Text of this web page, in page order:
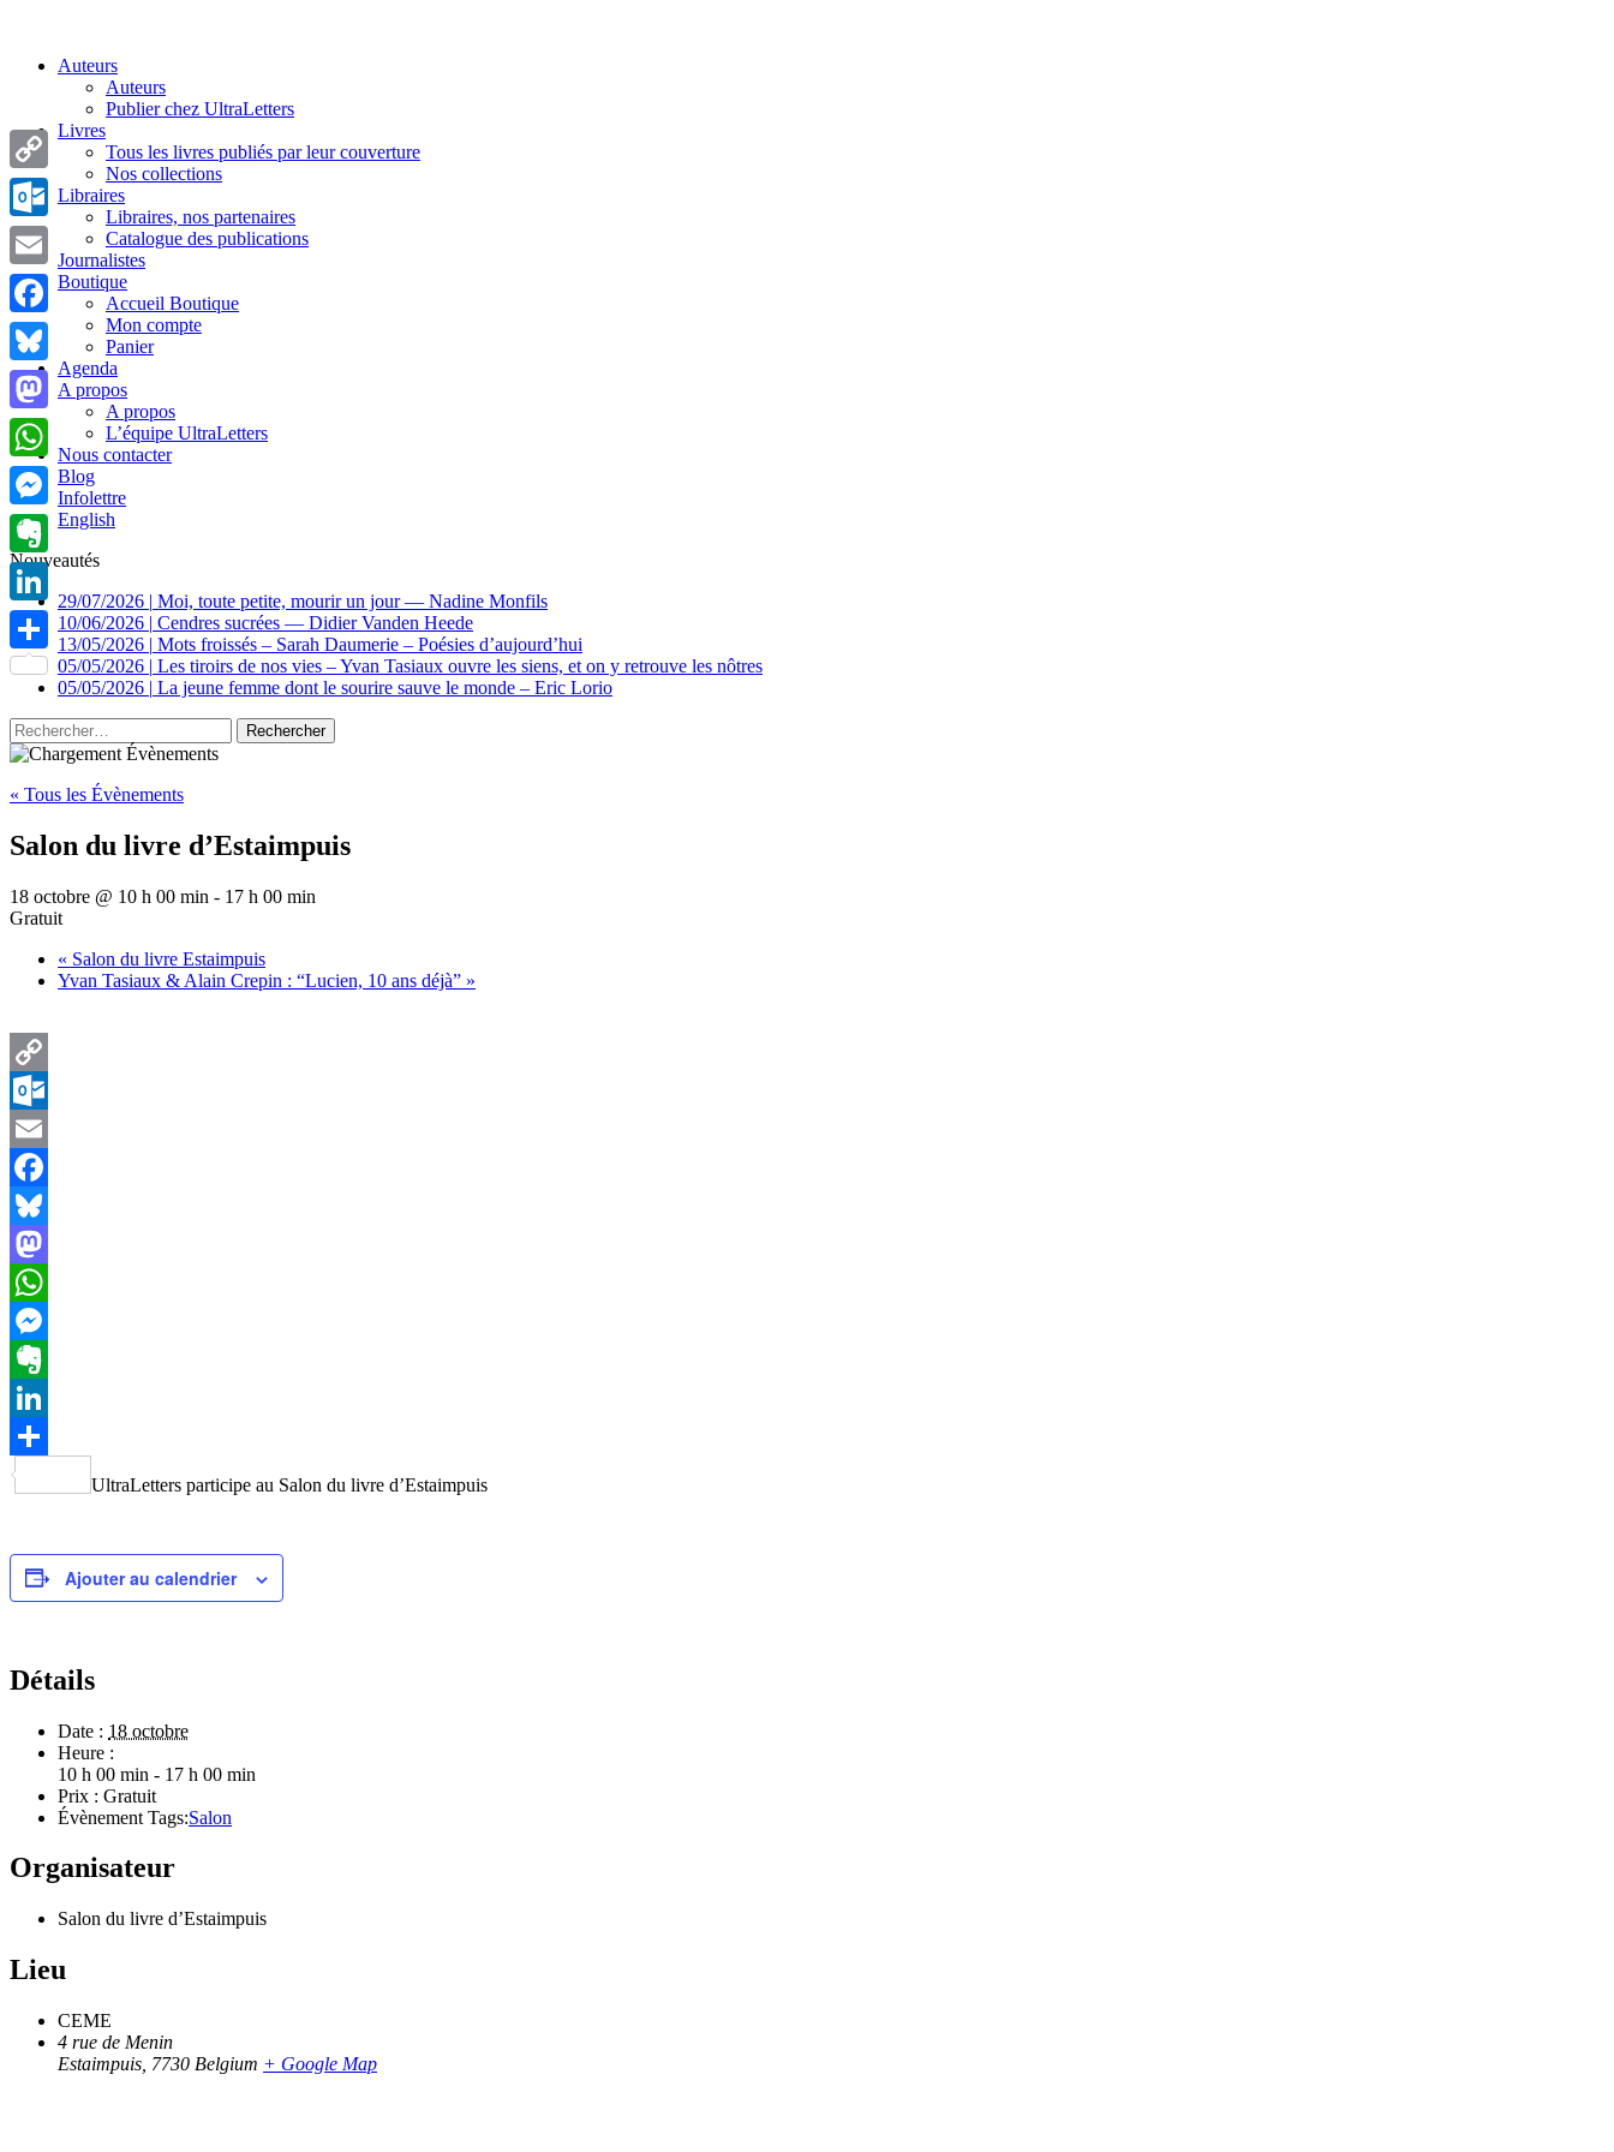
Auteurs
Auteurs
Publier chez UltraLetters
Livres
Tous les livres publiés par leur couverture
Nos collections
Libraires
Libraires, nos partenaires
Catalogue des publications
Journalistes
Boutique
Accueil Boutique
Mon compte
Panier
Agenda
A propos
A propos
L’équipe UltraLetters
Nous contacter
Blog
Infolettre
English
Nouveautés
29/07/2026 | Moi, toute petite, mourir un jour — Nadine Monfils
10/06/2026 | Cendres sucrées — Didier Vanden Heede
13/05/2026 | Mots froissés – Sarah Daumerie – Poésies d’aujourd’hui
05/05/2026 | Les tiroirs de nos vies – Yvan Tasiaux ouvre les siens, et on y retrouve les nôtres
05/05/2026 | La jeune femme dont le sourire sauve le monde – Eric Lorio
Rechercher :
« Tous les Évènements
Salon du livre d’Estaimpuis
18 octobre @ 10 h 00 min - 17 h 00 min
Gratuit
« Salon du livre Estaimpuis
Yvan Tasiaux & Alain Crepin : “Lucien, 10 ans déjà” »
Copy
Link
Outlook.com
Email
Facebook
Bluesky
Mastodon
WhatsApp
Messenger
Evernote
LinkedIn
Partager
UltraLetters participe au Salon du livre d’Estaimpuis
Ajouter au calendrier
Détails
Date : 18 octobre
Heure :
10 h 00 min - 17 h 00 min
Prix : Gratuit
Évènement Tags:Salon
Organisateur
Salon du livre d’Estaimpuis
Lieu
CEME
4 rue de Menin
Estaimpuis 7730 Belgium + Google Map
Copy
Link
Outlook.com
Email
Facebook
Bluesky
Mastodon
WhatsApp
Messenger
Evernote
LinkedIn
Partager